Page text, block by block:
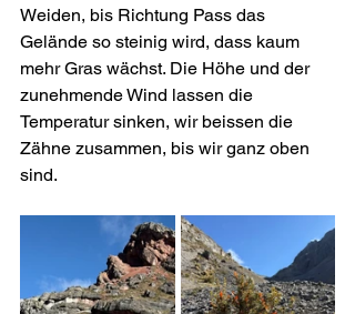
Weiden, bis Richtung Pass das
Gelände so steinig wird, dass kaum
mehr Gras wächst. Die Höhe und der
zunehmende Wind lassen die
Temperatur sinken, wir beissen die
Zähne zusammen, bis wir ganz oben
sind.